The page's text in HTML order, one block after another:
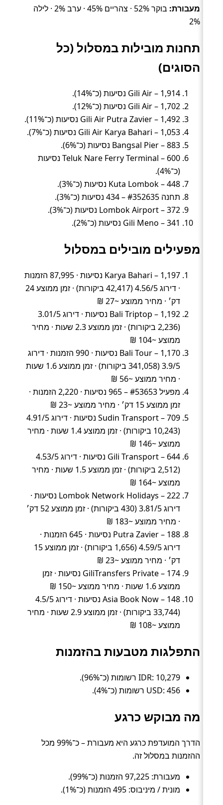
מעבורת:
בוקר 52% · צהריים 45% · ערב 2% · לילה
2%
תחנות מובילות במסלול (כל
הסוגים)
Gili Air – 1,914 נסיעות (כ־14%).
Gili Air – 1,702 נסיעות (כ־12%).
Gili Air Putra Zavier – 1,492 נסיעות (כ־11%).
Gili Air Karya Bahari – 1,053 נסיעות (כ־7%).
Bangsal Pier – 883 נסיעות (כ־6%).
Teluk Nare Ferry Terminal – 600 נסיעות
(כ־4%).
Kuta Lombok – 448 נסיעות (כ־3%).
תחנה #352635 – 434 נסיעות (כ־3%).
Lombok Airport – 372 נסיעות (כ־3%).
Gili Meno – 341 נסיעות (כ־2%).
מפעילים מובילים במסלול
Karya Bahari – 1,197 נסיעות · 87,995 הזמנות
· דירוג 4.56/5 (42,417 ביקורות) · זמן ממוצע 24
דק׳ · מחיר ממוצע ~27 ₪
Bali Triptop – 1,192 נסיעות · דירוג 3.01/5
(2,236 ביקורות) · זמן ממוצע 2.3 שעות · מחיר
ממוצע ~104 ₪
Bali Tour – 1,170 נסיעות · 990 הזמנות · דירוג
3.9/5 (341,058 ביקורות) · זמן ממוצע 1.6 שעות
· מחיר ממוצע ~56 ₪
מפעיל #53653 – 965 נסיעות · 2,220 הזמנות ·
זמן ממוצע 15 דק׳ · מחיר ממוצע ~23 ₪
Sudin Transport – 709 נסיעות · דירוג 4.91/5
(10,243 ביקורות) · זמן ממוצע 1.4 שעות · מחיר
ממוצע ~146 ₪
Gili Transport – 644 נסיעות · דירוג 4.53/5
(2,512 ביקורות) · זמן ממוצע 1.5 שעות · מחיר
ממוצע ~164 ₪
Lombok Network Holidays – 222 נסיעות ·
דירוג 3.81/5 (430 ביקורות) · זמן ממוצע 52 דק׳
· מחיר ממוצע ~183 ₪
Putra Zavier – 188 נסיעות · 645 הזמנות ·
דירוג 4.59/5 (1,656 ביקורות) · זמן ממוצע 15
דק׳ · מחיר ממוצע ~23 ₪
GiliTransfers Private – 174 נסיעות · זמן
ממוצע 1.6 שעות · מחיר ממוצע ~150 ₪
Asia Book Now – 148 נסיעות · דירוג 4.5/5
(33,744 ביקורות) · זמן ממוצע 2.9 שעות · מחיר
ממוצע ~108 ₪
התפלגות מטבעות בהזמנות
IDR: 10,279 רשומות (כ־96%).
USD: 456 רשומות (כ־4%).
מה מבוקש כרגע
הדרך המועדפת כרגע היא מעבורת – כ־99% מכל
ההזמנות במסלול זה.
מעבורת: 97,225 הזמנות (כ־99%).
מונית / מיניבוס: 495 הזמנות (כ־1%).